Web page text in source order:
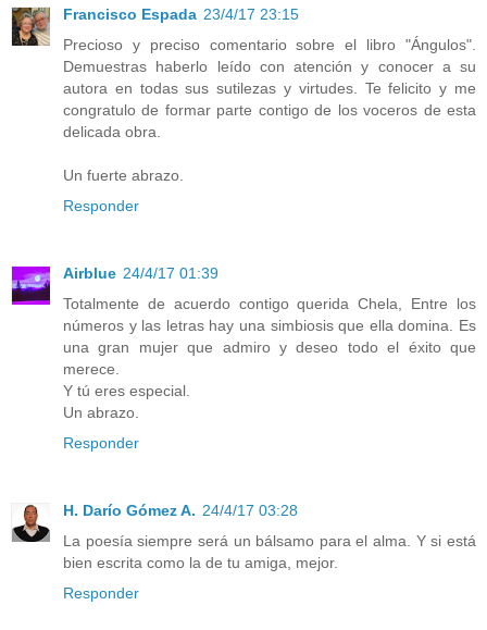
Francisco Espada 23/4/17 23:15
Precioso y preciso comentario sobre el libro "Ángulos".
Demuestras haberlo leído con atención y conocer a su
autora en todas sus sutilezas y virtudes. Te felicito y me
congratulo de formar parte contigo de los voceros de esta
delicada obra.
Un fuerte abrazo.
Responder
Airblue 24/4/17 01:39
Totalmente de acuerdo contigo querida Chela, Entre los
números y las letras hay una simbiosis que ella domina. Es
una gran mujer que admiro y deseo todo el éxito que
merece.
Y tú eres especial.
Un abrazo.
Responder
H. Darío Gómez A. 24/4/17 03:28
La poesía siempre será un bálsamo para el alma. Y si está
bien escrita como la de tu amiga, mejor.
Responder